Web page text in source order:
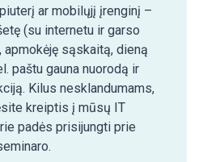
ar mobilųjį įrenginį –
(su internetu ir garso
apmokėję sąskaitą, dieną
paštu gauna nuorodą ir
Kilus nesklandumams,
kreiptis į mūsų IT
padės prisijungti prie